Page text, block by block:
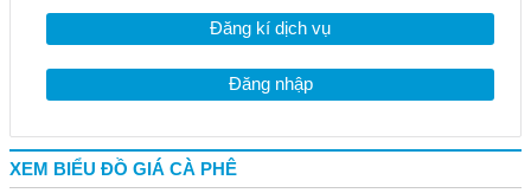
Đăng kí dịch vụ
Đăng nhập
XEM BIỂU ĐỒ GIÁ CÀ PHÊ